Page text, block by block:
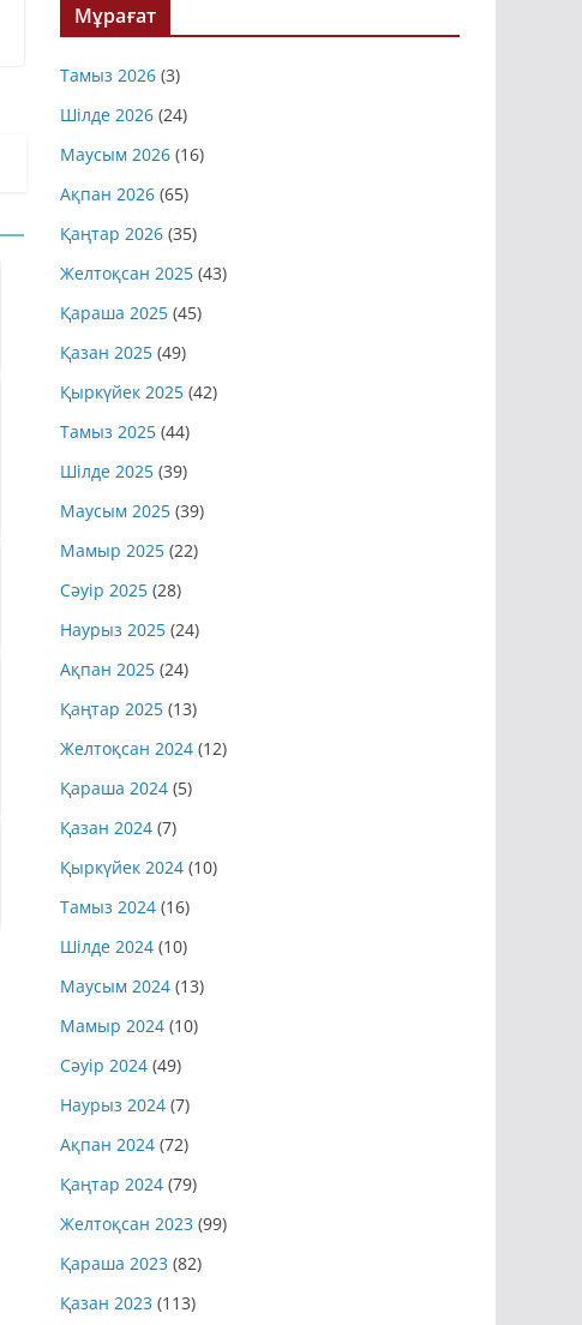
Мұрағат
Тамыз 2026 (3)
Шілде 2026 (24)
Маусым 2026 (16)
Ақпан 2026 (65)
Қаңтар 2026 (35)
Желтоқсан 2025 (43)
Қараша 2025 (45)
Қазан 2025 (49)
Қыркүйек 2025 (42)
Тамыз 2025 (44)
Шілде 2025 (39)
Маусым 2025 (39)
Мамыр 2025 (22)
Сәуір 2025 (28)
Наурыз 2025 (24)
Ақпан 2025 (24)
Қаңтар 2025 (13)
Желтоқсан 2024 (12)
Қараша 2024 (5)
Қазан 2024 (7)
Қыркүйек 2024 (10)
Тамыз 2024 (16)
Шілде 2024 (10)
Маусым 2024 (13)
Мамыр 2024 (10)
Сәуір 2024 (49)
Наурыз 2024 (7)
Ақпан 2024 (72)
Қаңтар 2024 (79)
Желтоқсан 2023 (99)
Қараша 2023 (82)
Қазан 2023 (113)